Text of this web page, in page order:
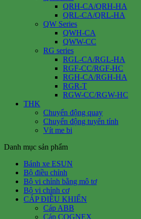
QRH-CA/QRH-HA
QRL-CA/QRL-HA
QW Series
QWH-CA
QWW-CC
RG series
RGL-CA/RGL-HA
RGF-CC/RGF-HC
RGH-CA/RGH-HA
RGR-T
RGW-CC/RGW-HC
THK
Chuyển động quay
Chuyển động tuyến tính
Vít me bi
Danh mục sản phẩm
Bánh xe ESUN
Bộ điều chỉnh
Bộ vi chỉnh bằng mô tơ
Bộ vi chỉnh cơ
CÁP ĐIỀU KHIỂN
Cáp ABB
Cáp COGNEX